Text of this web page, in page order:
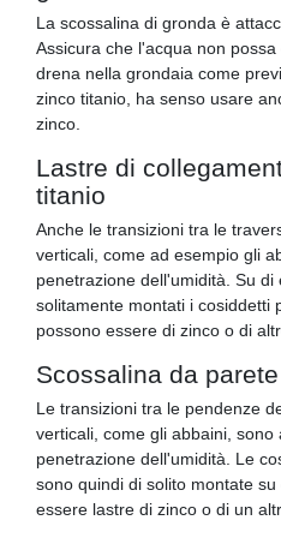
La scossalina di gronda è
Assicura che l'acqua non
drena nella grondaia come
zinco titanio, ha senso usare
zinco.
Lastre di
titanio
Anche le transizioni tra le
verticali, come ad esempio gli
penetrazione dell'umidità. Su di
solitamente montati i cosiddetti
possono essere di zinco o di
Scossalina da
Le transizioni tra le pendenze
verticali, come gli abbaini, sono
penetrazione dell'umidità. Le
sono quindi di solito montate
essere lastre di zinco o di un